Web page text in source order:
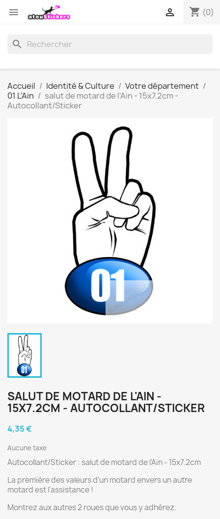
 shopping_cart (0)

search
Accueil Identité & Culture
Votre département
01 L'Ain
salut de motard de l'Ain - 15x7.2cm -
Autocollant/Sticker
SALUT DE MOTARD DE L'AIN -
15X7.2CM - AUTOCOLLANT/STICKER
4,35 €
Aucune taxe
Autocollant/Sticker : salut de motard de l'Ain - 15x7.2cm
La première des valeurs d'un motard envers un autre
motard est l'assistance !
Montrez aux autres 2 roues que vous y adhérez.